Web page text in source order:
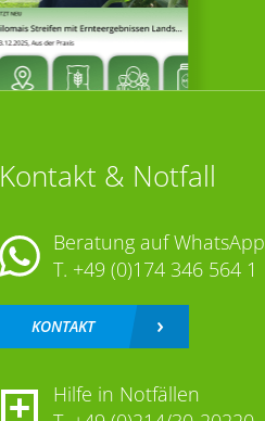
Kontakt & Notfall
Beratung auf WhatsApp
T. +49 (0)174 346 564 1
KONTAKT
Hilfe in Notfällen